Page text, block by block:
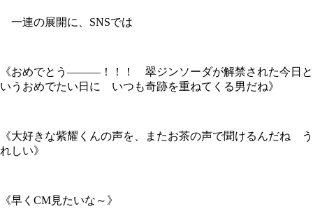
一連の展開に、SNSでは
《おめでとう―――！！！ 翠ジンソーダが解禁された今日と
いうおめでたい日に いつも奇跡を重ねてくる男だね》
《大好きな紫耀くんの声を、またお茶の声で聞けるんだね う
れしい》
《早くCM見たいな～》